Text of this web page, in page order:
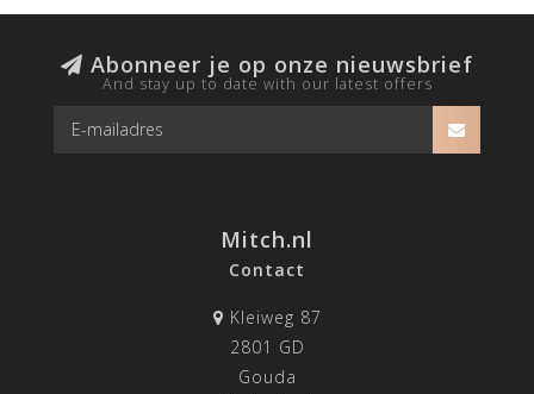
Abonneer je op onze nieuwsbrief
And stay up to date with our latest offers
Mitch.nl
Contact
Kleiweg 87
2801 GD
Gouda